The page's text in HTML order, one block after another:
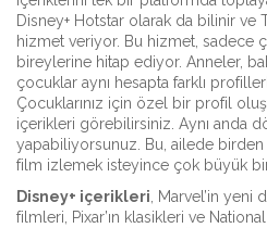
Disney+ Hotstar olarak da bilinir ve
hizmet veriyor. Bu hizmet, sadece
bireylerine hitap ediyor. Anneler,
çocuklar aynı hesapta farklı
Çocuklarınız için özel bir profil
içerikleri görebilirsiniz. Aynı anda
yapabiliyorsunuz. Bu, ailede birden
film izlemek isteyince çok büyük bir
Disney+ içerikleri
Marvel’in yeni
filmleri, Pixar’ın klasikleri ve